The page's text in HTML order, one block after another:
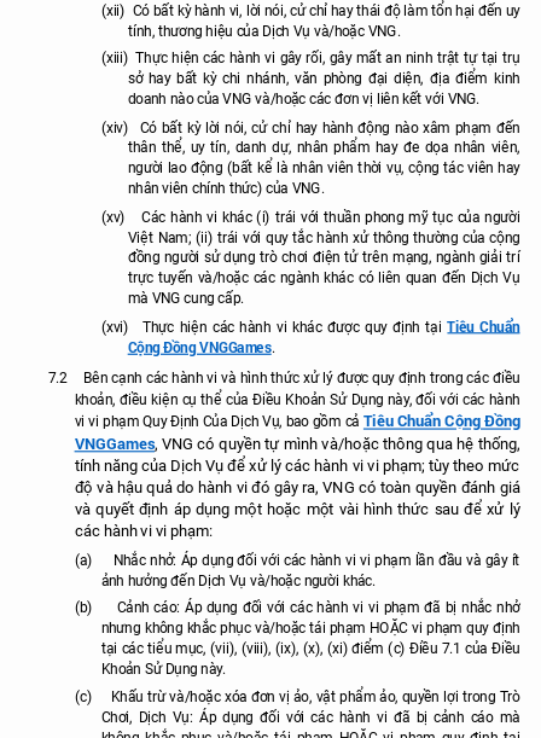
(xii) Có bất kỳ hành vi, lời nói, cử chỉ hay thái độ làm tổn hại đến uy
tính, thương hiệu của Dịch Vụ và/hoặc VNG.
(xiii) Thực hiện các hành vi gây rối, gây mất an ninh trật tự tại trụ
sở hay bất kỳ chi nhánh, văn phòng đại diện, địa điểm kinh
doanh nào của VNG và/hoặc các đơn vị liên kết với VNG.
(xiv)
Có bất kỳ lời nói, cử chỉ hay hành động nào xâm phạm đến
thân thể, uy tín, danh dự, nhân phẩm hay đe dọa nhân viên,
người lao động (bất kể là nhân viên thời vụ, cộng tác viên hay
nhân viên chính thức) của VNG.
(xv)
Các hành vi khác (i) trái với thuần phong mỹ tục của người
Việt Nam; (ii) trái với quy tắc hành xử thông thường của cộng
đồng người sử dụng trò chơi điện tử trên mạng, ngành giải trí
trực tuyến và/hoặc các ngành khác có liên quan đến Dịch Vụ
mà VNG cung cấp.
(xvi)
Thực hiện các hành vi khácđượcquy định tạiTiêu Chuẩn
Cộng Đồng VNGGames.
7.2
Bên cạnh các hành vi và hình thức xử lý được quy định trong các điều
khoản, điều kiện cụ thể của Điều Khoản Sử Dụng này, đối với các hành
vi vi phạm Quy Định Của Dịch Vụ, bao gồm cả Tiêu Chuẩn Cộng Đồng
VNGGames, VNG có quyền tự mình và/hoặc thông qua hệ thống,
tính năng của Dịch Vụ để xử lý các hành vi vi phạm; tùy theo mức
độ và hậu quả do hành vi đó gây ra, VNG có toàn quyền đánh giá
và quyết định áp dụng một hoặc một vài hình thức sau để xử lý
các hành vi vi phạm:
(a)
Nhắc nhở: Áp dụng đối với các hành vi vi phạm lần đầu và gây ít
ảnh hưởng đến Dịch Vụ và/hoặc người khác.
(b)
Cảnh cáo: Áp dụng đối với các hành vi vi phạm đã bị nhắc nhở
nhưng không khắc phục và/hoặc tái phạm HOẶC vi phạm quy định
tại các tiểu mục, (vii), (viii), (ix), (x), (xi) điểm (c) Điều 7.1 của Điều
Khoản Sử Dụng này.
(c)
Khấu trừ và/hoặc xóa đơn vị ảo, vật phẩm ảo, quyền lợi trong Trò
Chơi, Dịch Vụ: Áp dụng đối với các hành vi đã bị cảnh cáo mà